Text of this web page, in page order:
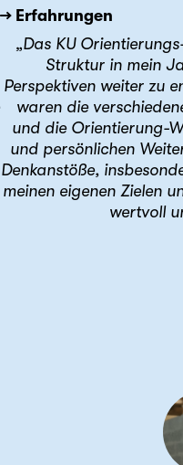
→ Erfahrungen
„Das KU
Struktur in mein
Perspektiven weiter zu
waren die
und die Orientierung-
und persönlichen
Denkanstöße,
meinen eigenen Zielen
wertvoll